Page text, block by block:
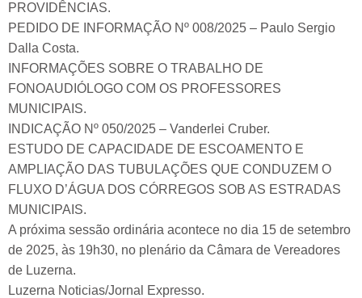
PROVIDÊNCIAS.
PEDIDO DE INFORMAÇÃO Nº 008/2025 – Paulo Sergio
Dalla Costa.
INFORMAÇÕES SOBRE O TRABALHO DE
FONOAUDIÓLOGO COM OS PROFESSORES
MUNICIPAIS.
INDICAÇÃO Nº 050/2025 – Vanderlei Cruber.
ESTUDO DE CAPACIDADE DE ESCOAMENTO E
AMPLIAÇÃO DAS TUBULAÇÕES QUE CONDUZEM O
FLUXO D’ÁGUA DOS CÓRREGOS SOB AS ESTRADAS
MUNICIPAIS.
A próxima sessão ordinária acontece no dia 15 de setembro
de 2025, às 19h30, no plenário da Câmara de Vereadores
de Luzerna.
Luzerna Noticias/Jornal Expresso.